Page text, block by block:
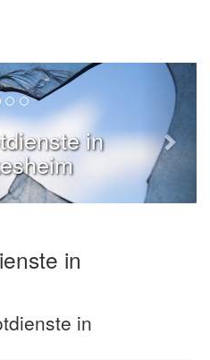
in
in
in